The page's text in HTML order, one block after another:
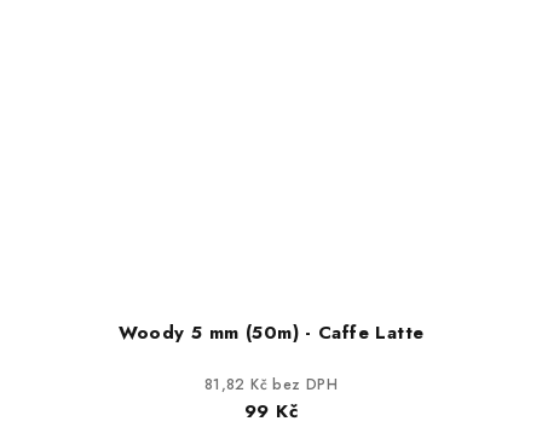
Woody 5 mm (50m) - Caffe Latte
81,82 Kč bez DPH
99 Kč